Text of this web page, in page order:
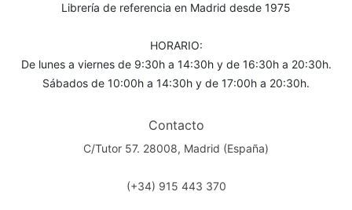
Librería de referencia en Madrid desde 1975
HORARIO:
De lunes a viernes de 9:30h a 14:30h y de 16:30h a 20:30h.
Sábados de 10:00h a 14:30h y de 17:00h a 20:30h.
Contacto
C/Tutor 57. 28008, Madrid (España)
(+34) 915 443 370